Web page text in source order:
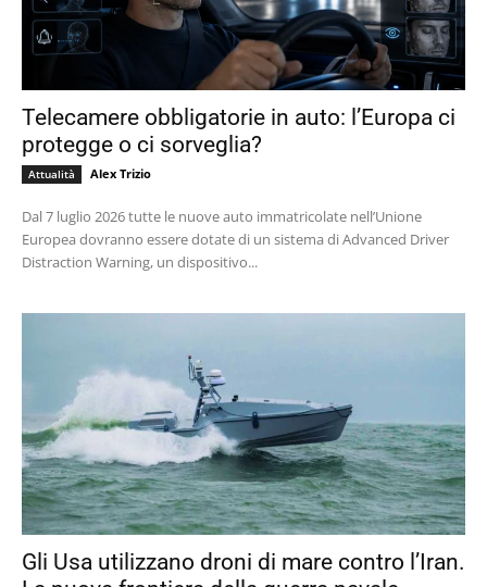
Telecamere obbligatorie in auto: l’Europa ci
protegge o ci sorveglia?
Attualità Alex Trizio
Dal 7 luglio 2026 tutte le nuove auto immatricolate nell’Unione
Europea dovranno essere dotate di un sistema di Advanced Driver
Distraction Warning, un dispositivo...
Gli Usa utilizzano droni di mare contro l’Iran.